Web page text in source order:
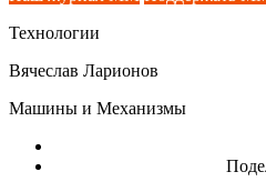
Технологии
Вячеслав Ларионов
Машины и Механизмы